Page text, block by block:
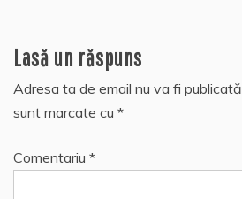
Lasă un răspuns
Adresa ta de email nu va fi publicată.
sunt marcate cu *
Comentariu *